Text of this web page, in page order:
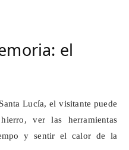
el
Lucía, el visitante puede
ver las herramientas
y sentir el calor de la